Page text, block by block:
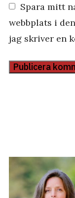
Spara mitt
webbplats i
jag skriver en